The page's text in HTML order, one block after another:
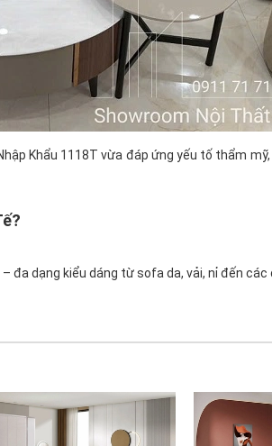
Khẩu 1118T vừa đáp ứng yếu tố thẩm
đa dạng kiểu dáng từ sofa da, vải, nỉ đến